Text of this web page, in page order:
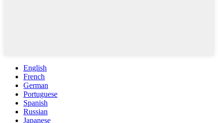
English
French
German
Portuguese
Spanish
Russian
Japanese